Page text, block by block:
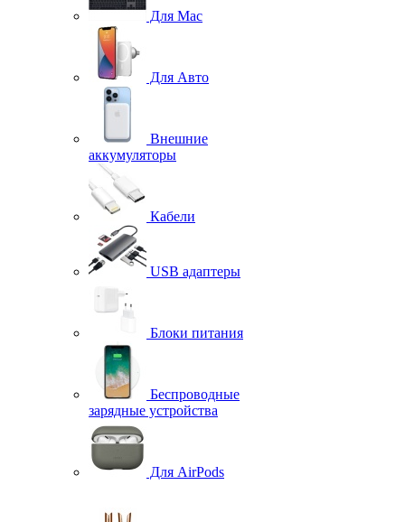
Для Mac
Для Авто
Внешние
аккумуляторы
Кабели
USB адаптеры
Блоки питания
Беспроводные
зарядные устройства
Для AirPods